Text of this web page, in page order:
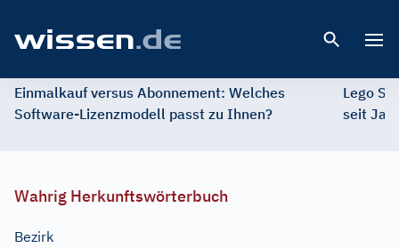
Einmalkauf versus Abonnement: Welches
Software-Lizenzmodell passt zu Ihnen?
Lego
seit
Wahrig Herkunftswörterbuch
Bezirk